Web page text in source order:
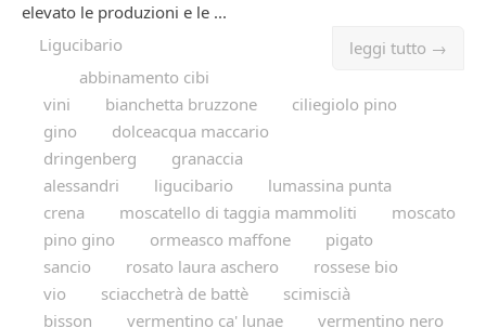
elevato le produzioni e le ...
leggi tutto →
Ligucibario
abbinamento cibi
vini
bianchetta bruzzone
ciliegiolo pino
gino
dolceacqua maccario
dringenberg
granaccia
alessandri
ligucibario
lumassina punta
crena
moscatello di taggia mammoliti
moscato
pino gino
ormeasco maffone
pigato
sancio
rosato laura aschero
rossese bio
vio
sciacchetrà de battè
scimiscià
bisson
vermentino ca' lunae
vermentino nero